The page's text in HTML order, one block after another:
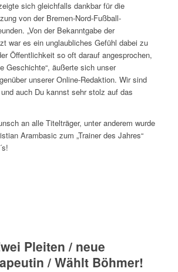
sich gleichfalls dankbar für die
von der Bremen-Nord-Fußball-
„Von der Bekanntgabe der
war es ein unglaubliches Gefühl dabei zu
Öffentlichkeit so oft darauf angesprochen,
Geschichte“, äußerte sich unser
unserer Online-Redaktion. Wir sind
auch Du kannst sehr stolz auf das
an alle Titelträger, unter anderem wurde
Arambasic zum „Trainer des Jahres“
Pleiten / neue
/ Wählt Böhmer!